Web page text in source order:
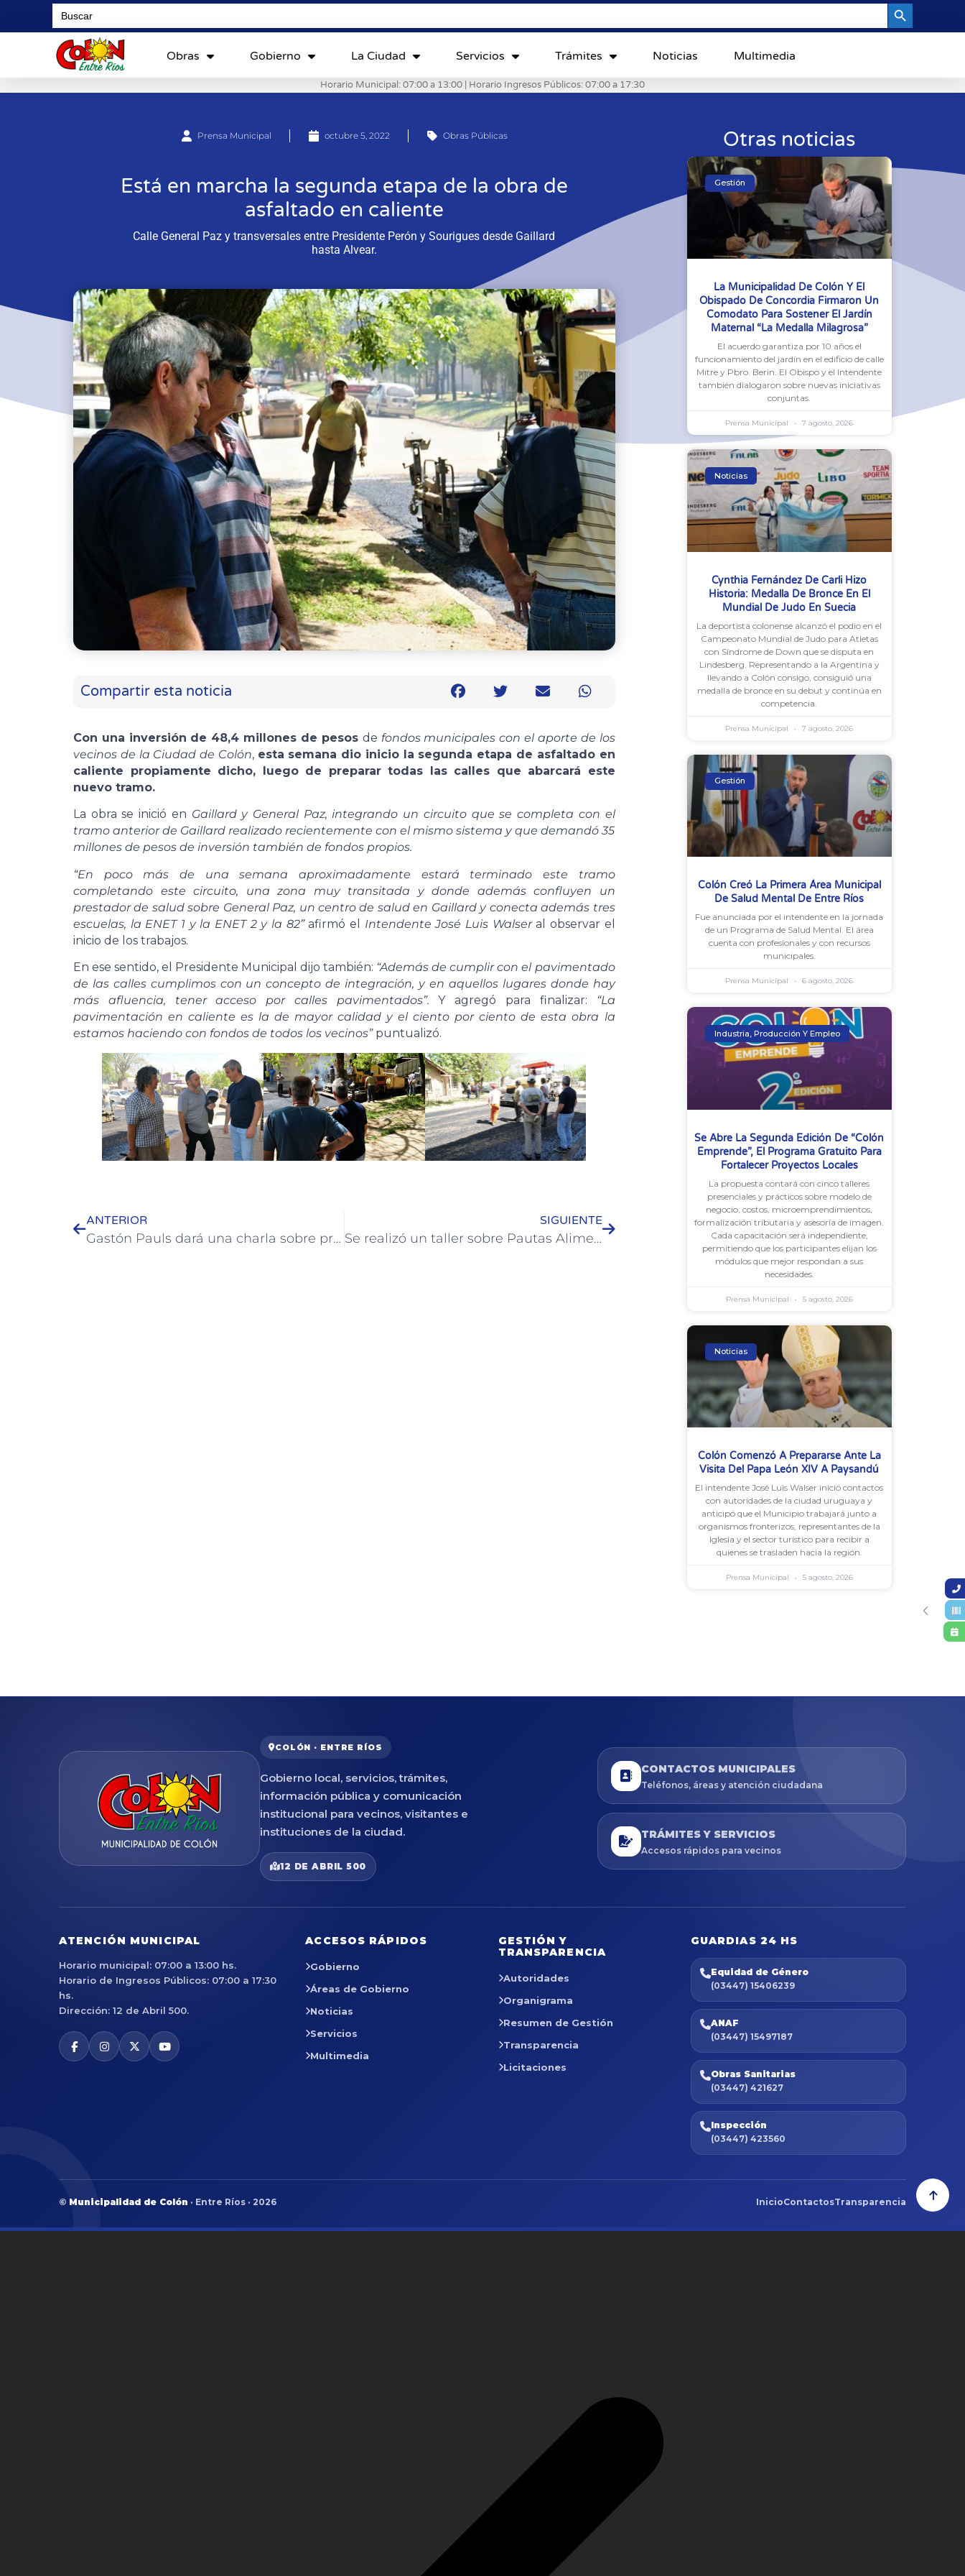
Search
for:
Obras Gobierno La Ciudad Servicios Trámites Noticias Multimedia
Horario Municipal: 07:00 a 13:00 | Horario Ingresos Públicos: 07:00 a 17:30
Prensa Municipal octubre 5, 2022 Obras Públicas
Está en marcha la segunda etapa de la obra de
asfaltado en caliente
Calle General Paz y transversales entre Presidente Perón y Sourigues desde Gaillard
hasta Alvear.
Compartir esta noticia
Con una inversión de 48,4 millones de pesos de fondos municipales con el aporte de los
vecinos de la Ciudad de Colón, esta semana dio inicio la segunda etapa de asfaltado en
caliente propiamente dicho, luego de preparar todas las calles que abarcará este
nuevo tramo.
La obra se inició en Gaillard y General Paz, integrando un circuito que se completa con el
tramo anterior de Gaillard realizado recientemente con el mismo sistema y que demandó 35
millones de pesos de inversión también de fondos propios.
“En poco más de una semana aproximadamente estará terminado este tramo
completando este circuito, una zona muy transitada y donde además confluyen un
prestador de salud sobre General Paz, un centro de salud en Gaillard y conecta además tres
escuelas, la ENET 1 y la ENET 2 y la 82”afirmó el Intendente José Luis Walseral observar el
inicio de los trabajos.
En ese sentido, el Presidente Municipal dijo también: “Además de cumplir con el pavimentado
de las calles cumplimos con un concepto de integración, y en aquellos lugares donde hay
más afluencia, tener acceso por calles pavimentados”. Y agregó para finalizar: “La
pavimentación en caliente es la de mayor calidad y el ciento por ciento de esta obra la
estamos haciendo con fondos de todos los vecinos”puntualizó.
ANTERIOR
Gastón Pauls dará una charla sobre prevención en adicciones
SIGUIENTE
Se realizó un taller sobre Pautas Alimentarias durante la gestación y la lactancia
Otras noticias
Gestión
La Municipalidad De Colón Y El
Obispado De Concordia Firmaron Un
Comodato Para Sostener El Jardín
Maternal “La Medalla Milagrosa”
El acuerdo garantiza por 10 años el
funcionamiento del jardín en el edificio de calle
Mitre y Pbro. Berin. El Obispo y el Intendente
también dialogaron sobre nuevas iniciativas
conjuntas.
Prensa Municipal 7 agosto, 2026
Noticias
Cynthia Fernández De Carli Hizo
Historia: Medalla De Bronce En El
Mundial De Judo En Suecia
La deportista colonense alcanzó el podio en el
Campeonato Mundial de Judo para Atletas
con Síndrome de Down que se disputa en
Lindesberg. Representando a la Argentina y
llevando a Colón consigo, consiguió una
medalla de bronce en su debut y continúa en
competencia.
Prensa Municipal 7 agosto, 2026
Gestión
Colón Creó La Primera Área Municipal
De Salud Mental De Entre Ríos
Fue anunciada por el intendente en la jornada
de un Programa de Salud Mental. El área
cuenta con profesionales y con recursos
municipales.
Prensa Municipal 6 agosto, 2026
Industria, Producción Y Empleo
Se Abre La Segunda Edición De “Colón
Emprende”, El Programa Gratuito Para
Fortalecer Proyectos Locales
La propuesta contará con cinco talleres
presenciales y prácticos sobre modelo de
negocio, costos, microemprendimientos,
formalización tributaria y asesoría de imagen.
Cada capacitación será independiente,
permitiendo que los participantes elijan los
módulos que mejor respondan a sus
necesidades.
Prensa Municipal 5 agosto, 2026
Noticias
Colón Comenzó A Prepararse Ante La
Visita Del Papa León XIV A Paysandú
El intendente José Luis Walser inició contactos
con autoridades de la ciudad uruguaya y
anticipó que el Municipio trabajará junto a
organismos fronterizos, representantes de la
Iglesia y el sector turístico para recibir a
quienes se trasladen hacia la región.
Prensa Municipal 5 agosto, 2026
COLÓN · ENTRE RÍOS
Gobierno local, servicios, trámites,
información pública y comunicación
institucional para vecinos, visitantes e
instituciones de la ciudad.
12 DE ABRIL 500
CONTACTOS MUNICIPALES
Teléfonos, áreas y atención ciudadana
TRÁMITES Y SERVICIOS
Accesos rápidos para vecinos
ATENCIÓN MUNICIPAL
Horario municipal: 07:00 a 13:00 hs.
Horario de Ingresos Públicos: 07:00 a 17:30
hs.
Dirección: 12 de Abril 500.
ACCESOS RÁPIDOS
Gobierno
Áreas de Gobierno
Noticias
Servicios
Multimedia
GESTIÓN Y
TRANSPARENCIA
Autoridades
Organigrama
Resumen de Gestión
Transparencia
Licitaciones
GUARDIAS 24 HS
Equidad de Género
(03447) 15406239
ANAF
(03447) 15497187
Obras Sanitarias
(03447) 421627
Inspección
(03447) 423560
© Municipalidad de Colón · Entre Ríos · 2026 InicioContactosTransparencia